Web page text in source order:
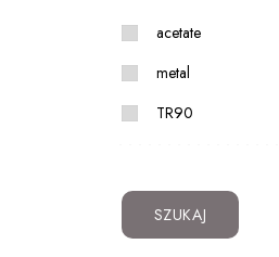
acetate
metal
TR90
SZUKAJ